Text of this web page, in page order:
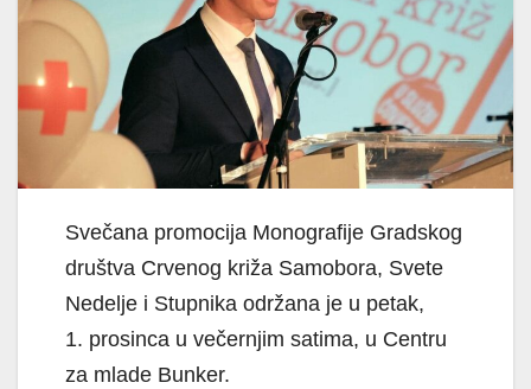
Svečana promocija Monografije Gradskog
društva Crvenog križa Samobora, Svete
Nedelje i Stupnika održana je u petak,
1. prosinca u večernjim satima, u Centru
za mlade Bunker.